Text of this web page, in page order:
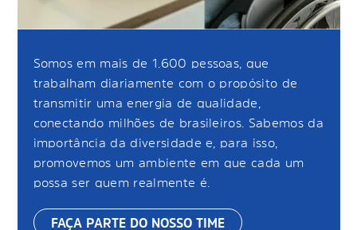
Somos em mais de 1.600 pessoas, que
trabalham diariamente com o propósito de
transmitir uma energia de qualidade,
conectando milhões de brasileiros. Sabemos da
importância da diversidade e, para isso,
promovemos um ambiente em que cada um
possa ser quem realmente é.
FAÇA PARTE DO NOSSO TIME